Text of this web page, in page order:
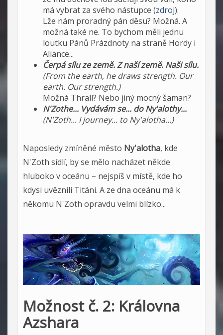
má vybrat za svého nástupce (zdroj).
Lže nám proradný pán děsu? Možná. A
možná také ne. To bychom měli jednu
loutku Pánů Prázdnoty na straně Hordy i
Aliance...
Čerpá sílu ze země. Z naší země. Naši sílu.
(From the earth, he draws strength. Our
earth. Our strength.)
Možná Thrall? Nebo jiný mocný šaman?
N'Zothe... Vydávám se... do Ny'alothy...
(N'Zoth... I journey... to Ny'alotha...)
Naposledy zmíněné město Ny'alotha, kde
N'Zoth sídlí, by se mělo nacházet někde
hluboko v oceánu – nejspíš v místě, kde ho
kdysi uvěznili Titáni. A ze dna oceánu má k
někomu N'Zoth opravdu velmi blízko...
Možnost č. 2: Královna
Azshara